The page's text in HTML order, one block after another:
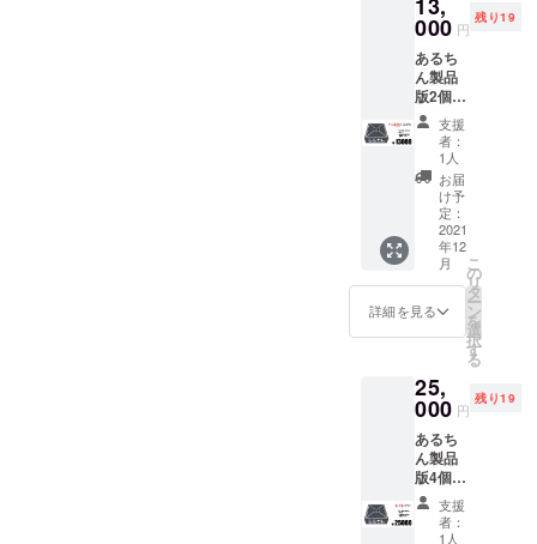
ガー
ド）、
説明
書、
カード
一覧
表、ブ
リス
タート
レイ ■
あるち
んTシャ
ツ（希
望サイ
S,M,L,X
L）備考
カード
８１
枚、ギ
ミック
(ピラ
ミッ
ド)、厚
紙タイ
ル３
シート
(チップ
①⑤⑩
枚用・
親チッ
プ・ラ
ウンド
ガー
ド）、
説明
書、
カード
一覧
表、ブ
リス
タート
000 円
残り19
あるち
ん製品
版2個
（ご希
望によ
り箱裏
にサイ
ン）備
考欄に
記載要
茶碗１
台、サ
イコロ
白４
個・赤
１個・
個、
カード
８１
枚、ギ
ミック
(ピラ
ミッ
ド)、厚
紙タイ
支援
者：
1人
お届
け予
定：
2021
年12
月
詳細を見る
こ
の
リ
タ
ー
ン
を
選
択
す
る
25,
000 円
残り19
あるち
ん製品
版4個
（ご希
望によ
り箱裏
支援
者：
1人